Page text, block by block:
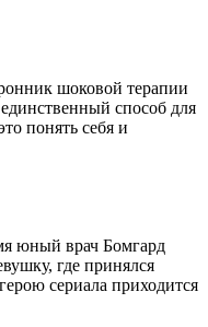
шоковой терапии
способ для
понять себя и
юный врач Бомгард
где принялся
сериала приходится